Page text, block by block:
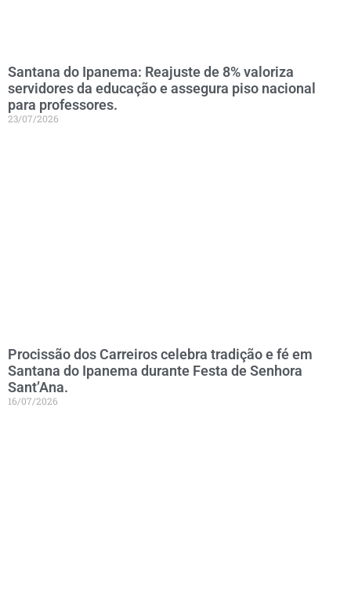
Santana do Ipanema: Reajuste de 8% valoriza
servidores da educação e assegura piso nacional
para professores.
23/07/2026
Procissão dos Carreiros celebra tradição e fé em
Santana do Ipanema durante Festa de Senhora
Sant’Ana.
16/07/2026